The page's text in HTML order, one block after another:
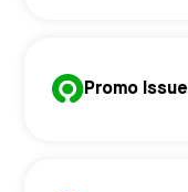
Promo Issue